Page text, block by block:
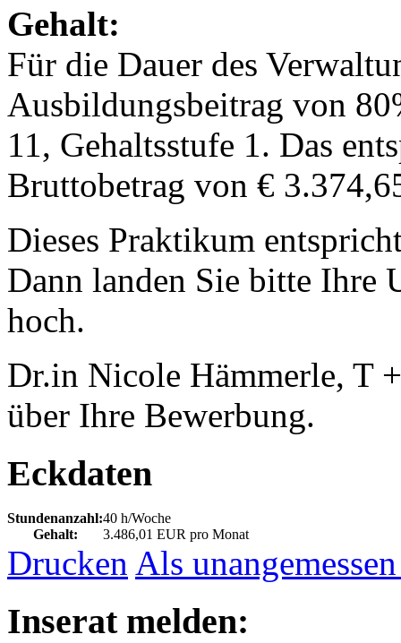
Gehalt:
Für die Dauer des
Ausbildungsbeitrag von
11, Gehaltsstufe 1. Das
Bruttobetrag von €
Dieses Praktikum
Dann landen Sie bitte Ihre
hoch.
Dr.in Nicole Hämmerle, T
über Ihre Bewerbung.
Eckdaten
Stundenanzahl:40 h/Woche
Gehalt:
3.486,01 EUR pro Monat
Drucken Als
Inserat melden: